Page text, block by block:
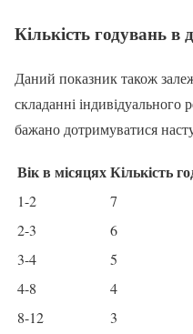
Кількість годувань в
Даний показник також
складанні
бажано дотримуватися
Вік в місяцяхКількість
1-2
7
2-3
6
3-4
5
4-8
4
8-12
3